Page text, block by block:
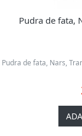
Pudra de fata,
Pudra de fata, Nars,